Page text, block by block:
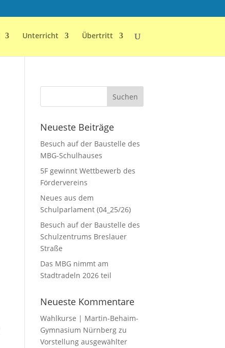
Unterricht Übertritt
Neueste Beiträge
Besuch auf der Baustelle des
MBG-Schulhauses
5F gewinnt Wettbewerb des
Fördervereins
Neues aus dem
Schulparlament (04_25/26)
Besuch auf der Baustelle des
Schulzentrums Breslauer
Straße
Das MBG nimmt am
Stadtradeln 2026 teil
Neueste Kommentare
Wahlkurse | Martin-Behaim-
Gymnasium Nürnberg zu
Vorstellung ausgewählter